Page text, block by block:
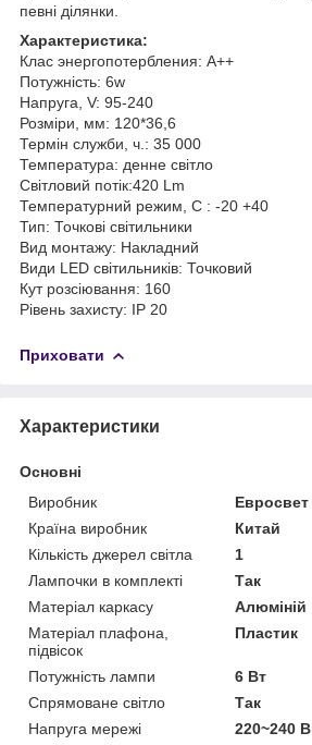
певні ділянки.
Характеристика:
Клас энергопотербления: A++
Потужність: 6w
Напруга, V: 95-240
Розміри, мм: 120*36,6
Термін служби, ч.: 35 000
Температура: денне світло
Світловий потік:420 Lm
Температурний режим, C : -20 +40
Тип: Точкові світильники
Вид монтажу: Накладний
Види LED світильників: Точковий
Кут розсіювання: 160
Рівень захисту: IP 20
Приховати
Характеристики
Основні
Виробник
Евросвет
Країна виробник
Китай
Кількість джерел світла
1
Лампочки в комплекті
Так
Матеріал каркасу
Алюміній
Матеріал плафона,
підвісок
Пластик
Потужність лампи
6 Вт
Спрямоване світло
Так
Напруга мережі
220~240 В